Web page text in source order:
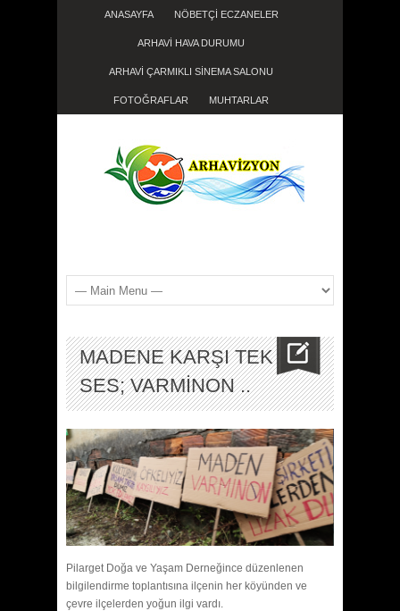
ANASAYFA NÖBETÇİ ECZANELER
ARHAVİ HAVA DURUMU
ARHAVİ ÇARMIKLI SİNEMA SALONU
FOTOĞRAFLAR MUHTARLAR
MADENE KARŞI TEK
SES; VARMİNON ..
Pilarget Doğa ve Yaşam Derneğince düzenlenen
bilgilendirme toplantısına ilçenin her köyünden ve
çevre ilçelerden yoğun ilgi vardı.